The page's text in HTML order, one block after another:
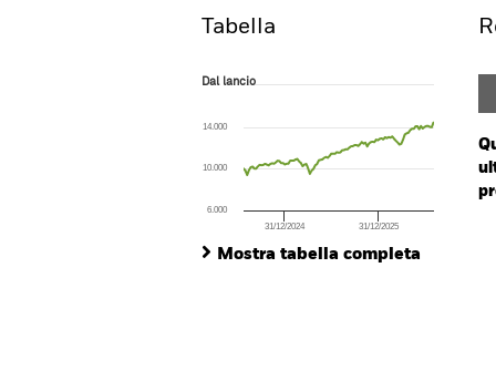
Tabella
Dal lancio
The chart has 1 X axis displaying Time.
The chart has 1 Y axis displaying values.
Dal lancio
31/12/2024 31/12/2025
6.000
10.000
14.000
Mostra tabella completa